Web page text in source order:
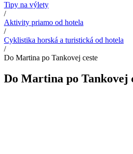
Tipy na výlety
/
Aktivity priamo od hotela
/
Cyklistika horská a turistická od hotela
/
Do Martina po Tankovej ceste
Do Martina po Tankovej